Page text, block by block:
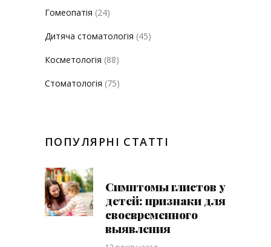
Гомеопатія (24)
Дитяча стоматологія (45)
Косметологія (88)
Стоматологія (75)
ПОПУЛЯРНІ СТАТТІ
Симптомы глистов у
детей: признаки для
своевременного
выявления